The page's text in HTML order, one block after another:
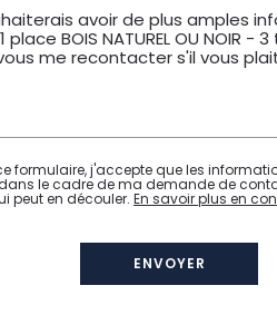
formulaire, j'accepte que les
le cadre de ma demande de
peut en découler. En savoir plus en